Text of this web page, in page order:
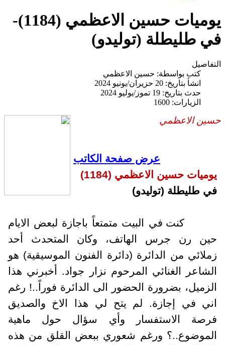
يوميات حسين الاعظمي (1184)-
طليطلة (توليدو)
كتب بواسطة:حسين الاعظمي
انشأ بتاريخ: 20 حزيران/يونيو 2024
حدث بتاريخ: 19 تموز/يوليو 2024
الزيارات: 1600
الاعظمي
عرض صفحة الكاتب
حسين الاعظمي (1184)
طليطلة (توليدو)
كنت في البيت متمتعاً باجازة لبعض الايام
رن جرس الهاتف، وكان المتحدث أحد
من الدائرة (دائرة الفنون الموسيقية) هو
الغنائي المرحوم نزار جواد. أخبرني هذا
بضرورة الحضور الى الدائرة فوراً..! رغم
في إجازة. لم يتح لي هذا الاخ والصديق
الاستفسار وأي سؤال حول ماهية
ورغم شعوري ببعض القلق من هذه